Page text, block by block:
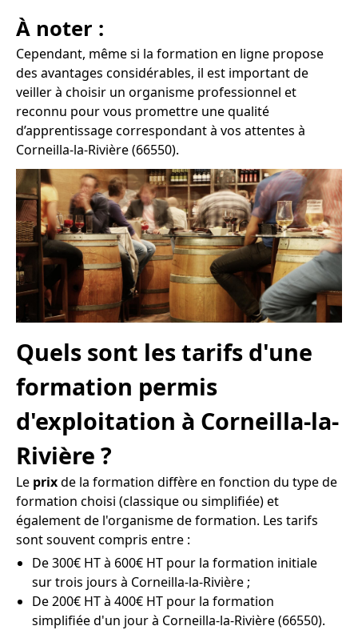
À noter :
Cependant, même si la formation en ligne propose
des avantages considérables, il est important de
veiller à choisir un organisme professionnel et
reconnu pour vous promettre une qualité
d’apprentissage correspondant à vos attentes à
Corneilla-la-Rivière (66550).
Quels sont les tarifs d'une
formation permis
d'exploitation à Corneilla-la-
Rivière ?
Le prixde la formation diffère en fonction du type de
formation choisi (classique ou simplifiée) et
également de l'organisme de formation. Les tarifs
sont souvent compris entre :
De 300€ HT à 600€ HT pour la formation initiale
sur trois jours à Corneilla-la-Rivière ;
De 200€ HT à 400€ HT pour la formation
simplifiée d'un jour à Corneilla-la-Rivière (66550).